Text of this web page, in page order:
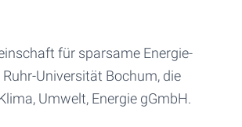
für sparsame Energie-
Universität Bochum, die
Umwelt, Energie gGmbH.